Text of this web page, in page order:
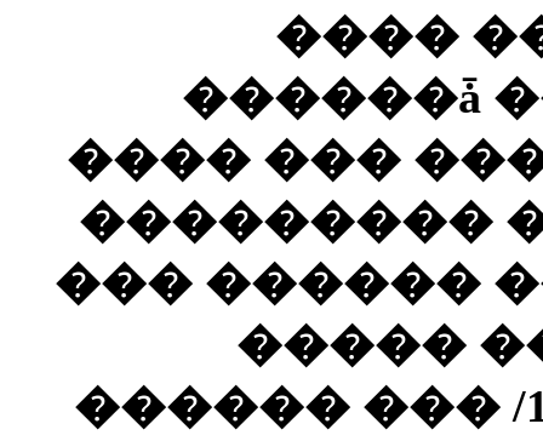
����
������ǡ
���� ���
���������
��� ������
�����
������ ��� /